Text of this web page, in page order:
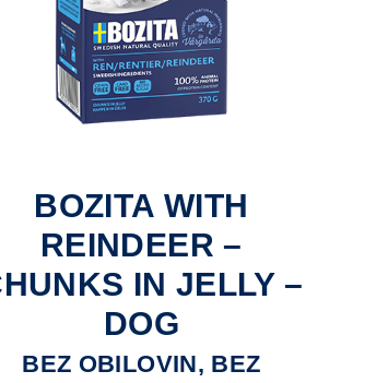
BOZITA WITH
REINDEER –
IN JELLY –
DOG
BEZ OBILOVIN, BEZ